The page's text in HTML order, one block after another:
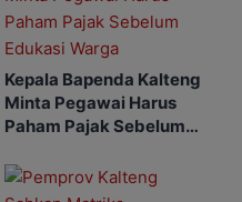
Kepala Bapenda Kalteng
Minta Pegawai Harus
Paham Pajak Sebelum